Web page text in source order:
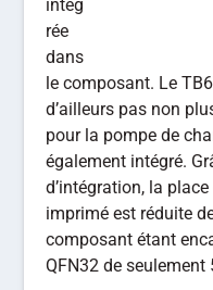
intég
rée
dans
le composant. Le
d’ailleurs pas non
pour la pompe de
également intégré.
d’intégration, la
imprimé est réduite
composant étant
QFN32 de seulement